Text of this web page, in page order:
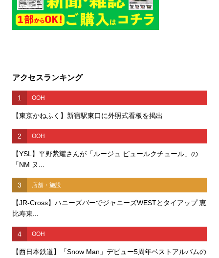
アクセスランキング
1 OOH
【東京かねふく】新宿駅東口に外照式看板を掲出
2 OOH
【YSL】平野紫耀さんが「ルージュ ピュールクチュール」の
「NM ヌ...
3 店舗・施設
【JR-Cross】ハニーズバーでジャニーズWESTとタイアップ 恵
比寿東...
4 OOH
【西日本鉄道】「Snow Man」デビュー5周年ベストアルバムの